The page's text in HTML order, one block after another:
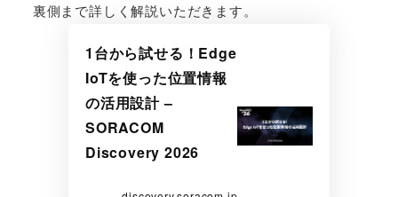
裏側まで詳しく解説いただきます。
1台から試せる！Edge
IoTを使った位置情報
の活用設計 –
SORACOM
Discovery 2026